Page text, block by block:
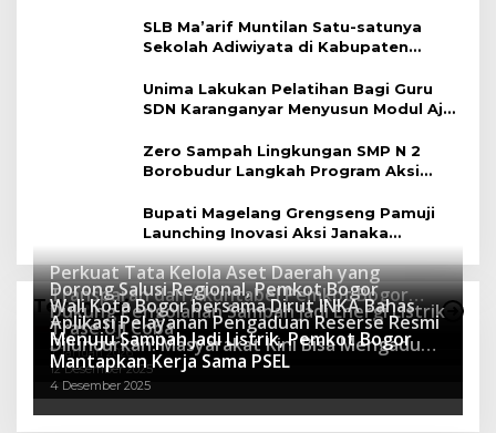
SLB Ma’arif Muntilan Satu-satunya
Sekolah Adiwiyata di Kabupaten
Unima Lakukan Pelatihan Bagi Guru
SDN Karanganyar Menyusun Modul Ajar
Zero Sampah Lingkungan SMP N 2
Borobudur Langkah Program Aksi
Bupati Magelang Grengseng Pamuji
Launching Inovasi Aksi Janaka
Program Sekolah Adiwiyata
Teknologi
Perkuat Tata Kelola Aset Daerah yang
Transparan dan Akuntabel Pemkot Bogor
Luncurkan SIMASDA
8 Juli 2026
Dorong Salusi Regional, Pemkot Bogor
Dukung Pengolahan Sampah Jadi Energi Listrik
8 April 2026
Wali Kota Bogor bersama Dirut INKA Bahas
Trase Uji Coba
7 Januari 2026
Aplikasi Pelayanan Pengaduan Reserse Resmi
Diluncurkan: Masyarakat Kini Bisa Mengadu
Lebih Cepat, Mudah, dan Terintegrasi
12 Desember 2025
Menuju Sampah Jadi Listrik, Pemkot Bogor
Mantapkan Kerja Sama PSEL
4 Desember 2025